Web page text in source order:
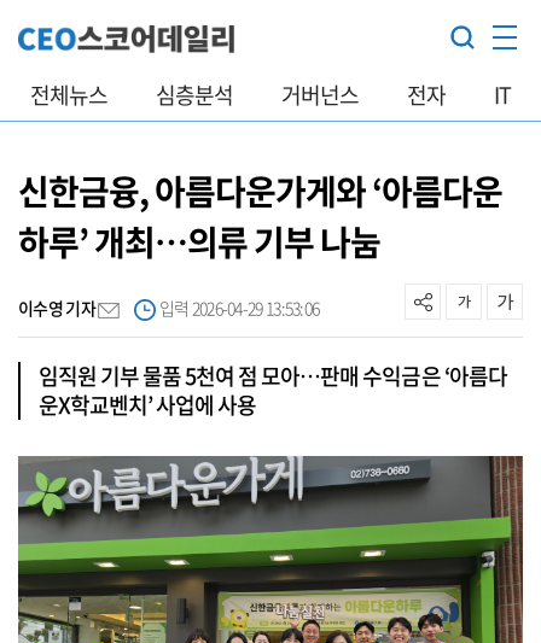
전체뉴스 심층분석 거버넌스 전자 IT
신한금융, 아름다운가게와 ‘아름다운
하루’ 개최…의류 기부 나눔
이수영 기자 입력 2026-04-29 13:53:06
임직원 기부 물품 5천여 점 모아…판매 수익금은 ‘아름다
운X학교벤치’ 사업에 사용